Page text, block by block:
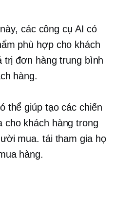
các công cụ AI có
phù hợp cho khách
trị đơn hàng trung bình
hàng.
thể giúp tạo các chiến
cho khách hàng trong
mua. tái tham giahọ
hàng.